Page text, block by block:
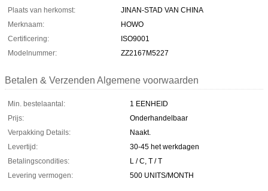
Plaats van herkomst:
JINAN-STAD VAN CHINA
Merknaam:
HOWO
Certificering:
ISO9001
Modelnummer:
ZZ2167M5227
Betalen & Verzenden Algemene voorwaarden
Min. bestelaantal:
1 EENHEID
Prijs:
Onderhandelbaar
Verpakking Details:
Naakt.
Levertijd:
30-45 het werkdagen
Betalingscondities:
L / C, T / T
Levering vermogen:
500 UNITS/MONTH